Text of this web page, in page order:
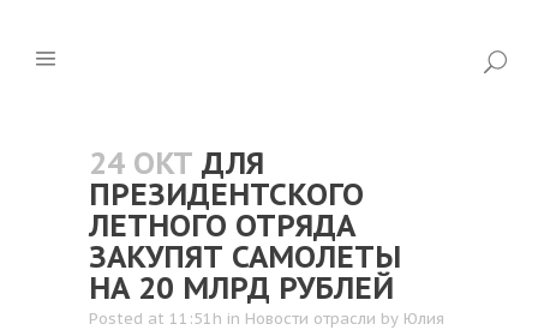
24 ОКТ ДЛЯ
ПРЕЗИДЕНТСКОГО
ЛЕТНОГО ОТРЯДА
ЗАКУПЯТ САМОЛЕТЫ
НА 20 МЛРД РУБЛЕЙ
Posted at 11:51h in Новости отрасли by Юлия